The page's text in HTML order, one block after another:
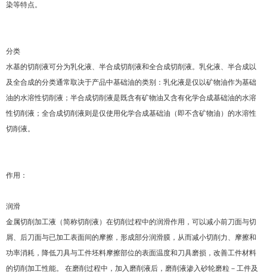
染等特点。
分类
水基的切削液可分为乳化液、半合成切削液和全合成切削液。乳化液、半合成以
及全合成的分类通常取决于产品中基础油的类别：乳化液是仅以矿物油作为基础
油的水溶性切削液；半合成切削液是既含有矿物油又含有化学合成基础油的水溶
性切削液；全合成切削液则是仅使用化学合成基础油（即不含矿物油）的水溶性
切削液。
作用：
润滑
金属切削加工液（简称切削液）在切削过程中的润滑作用，可以减小前刀面与切
屑、后刀面与已加工表面间的摩擦，形成部分润滑膜，从而减小切削力、摩擦和
功率消耗，降低刀具与工件坯料摩擦部位的表面温度和刀具磨损，改善工件材料
的切削加工性能。 在磨削过程中，加入磨削液后，磨削液渗入砂轮磨粒－工件及